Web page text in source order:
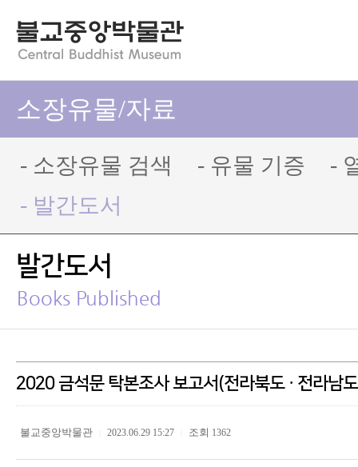
소장유물/자료
- 소장유물 검색 - 유물 기증
-
- 발간도서
발간도서
Books Published
2020 금석문 탁본조사 보고서(전라북도 · 전라남
불교중앙박물관 2023.06.29 15:27 조회 1362